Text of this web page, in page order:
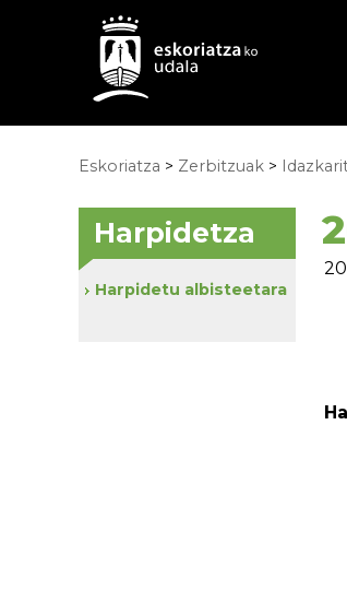
Eskoriatza > Zerbitzuak >
Harpidetza
Harpidetu albisteetara